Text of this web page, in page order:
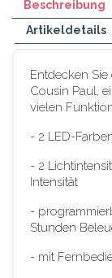
Beschreibung
Artikeldetails
Entdecken
Cousin Paul,
vielen
- 2 LED-
- 2
Intensität
-
Stunden
- mit